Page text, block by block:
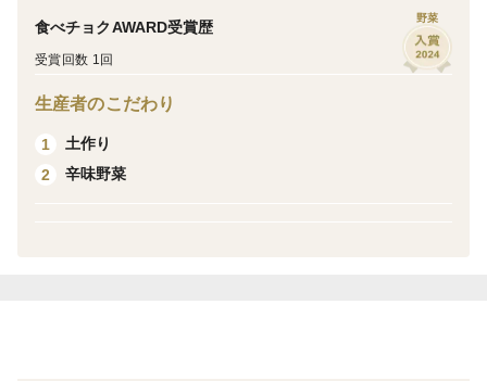
食べチョクAWARD受賞歴
受賞回数 1回
野菜
生産者のこだわり
1
土作り
2
辛味野菜